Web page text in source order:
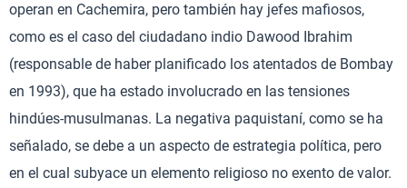
operan en Cachemira, pero también hay jefes mafiosos,
como es el caso del ciudadano indio Dawood Ibrahim
(responsable de haber planificado los atentados de Bombay
en 1993), que ha estado involucrado en las tensiones
hindúes-musulmanas. La negativa paquistaní, como se ha
señalado, se debe a un aspecto de estrategia política, pero
en el cual subyace un elemento religioso no exento de valor.